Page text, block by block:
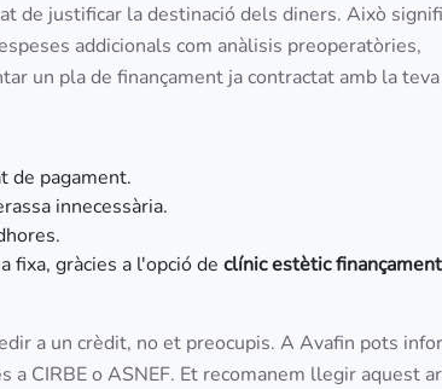
de justificar la destinació dels diners. Això
addicionals com anàlisis preoperatòries,
un pla de finançament ja contractat amb la teva
de pagament.
innecessària.
fixa, gràcies a l'opció de clínic estètic
a un crèdit, no et preocupis. A Avafin pots
CIRBE o ASNEF. Et recomanem llegir aquest